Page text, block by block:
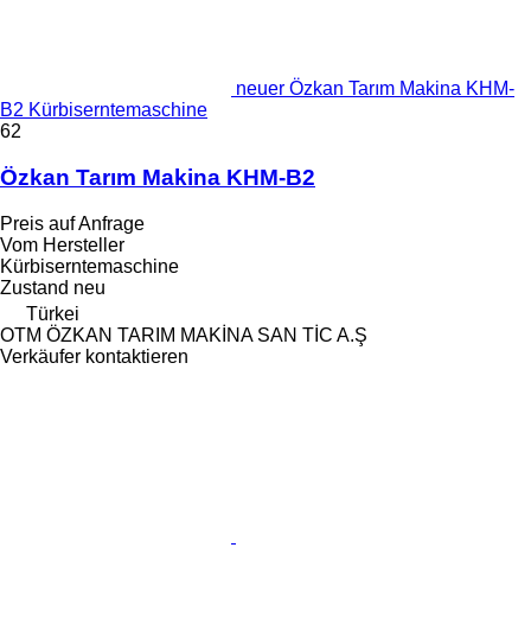
neuer Özkan Tarım Makina KHM-
B2 Kürbiserntemaschine
62
Özkan Tarım Makina KHM-B2
Preis auf Anfrage
Vom Hersteller
Kürbiserntemaschine
Zustand neu
Türkei
OTM ÖZKAN TARIM MAKİNA SAN TİC A.Ş
Verkäufer kontaktieren